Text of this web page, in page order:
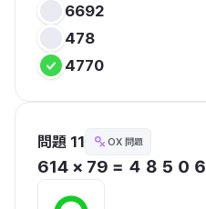
6692
478
4770
問題 11 OX 問題
614 × 79 = ４８５０６